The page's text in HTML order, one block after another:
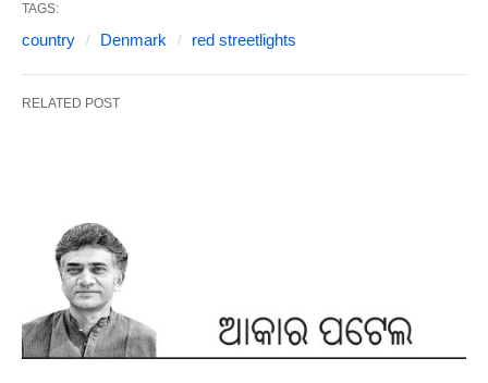
TAGS:
country Denmark red streetlights
RELATED POST